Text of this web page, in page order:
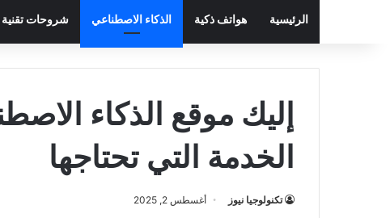
الرئيسية هواتف ذكية الذكاء الاصطناعي شروحات تقنية
إليك موقع الذكاء
الخدمة التي تحتاجها
تكنولوجيا نيوز أغسطس 2, 2025